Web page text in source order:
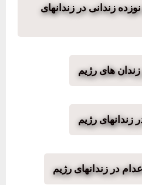
زندانی در زندانهای
زندانهای رژیم
در زندانهای رژیم